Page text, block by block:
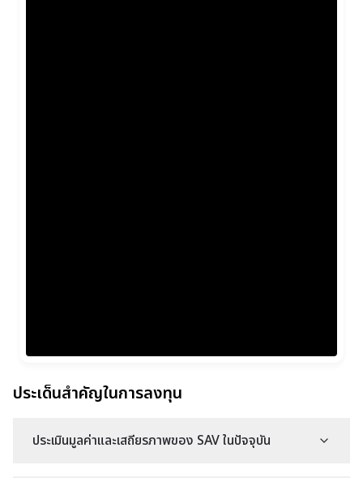
ประเด็นสำคัญในการลงทุน
ประเมินมูลค่าและเสถียรภาพของ SAV ในปัจจุบัน